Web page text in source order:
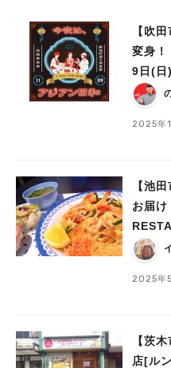
【吹
変身！
9日(日
2025年
【池
お届
ラン）
しまし
2025年
【茨
店[ル